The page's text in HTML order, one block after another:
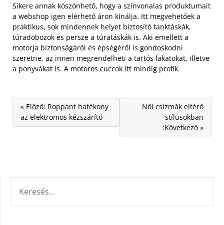
Sikere annak köszönhető, hogy a színvonalas produktumait
a webshop igen elérhető áron kínálja. Itt megvehetőek a
praktikus, sok mindennek helyet biztosító tanktáskák,
túradobozok és persze a túratáskák is. Aki emellett a
motorja biztonságáról és épségéről is gondoskodni
szeretne, az innen megrendelheti a tartós lakatokat, illetve
a ponyvákat is. A motoros cuccok itt mindig profik.
« Előző: Roppant hatékony
az elektromos kézszárító
Női csizmák eltérő
stílusokban
:Következő »